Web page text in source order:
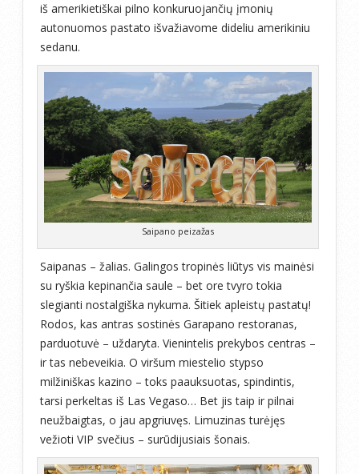
iš amerikietiškai pilno konkuruojančių įmonių
autonuomos pastato išvažiavome dideliu amerikiniu
sedanu.
Saipano peizažas
Saipanas – žalias. Galingos tropinės liūtys vis mainėsi
su ryškia kepinančia saule – bet ore tvyro tokia
slegianti nostalgiška nykuma. Šitiek apleistų pastatų!
Rodos, kas antras sostinės Garapano restoranas,
parduotuvė – uždaryta. Vienintelis prekybos centras –
ir tas nebeveikia. O viršum miestelio stypso
milžiniškas kazino – toks paauksuotas, spindintis,
tarsi perkeltas iš Las Vegaso… Bet jis taip ir pilnai
neužbaigtas, o jau apgriuvęs. Limuzinas turėjęs
vežioti VIP svečius – surūdijusiais šonais.